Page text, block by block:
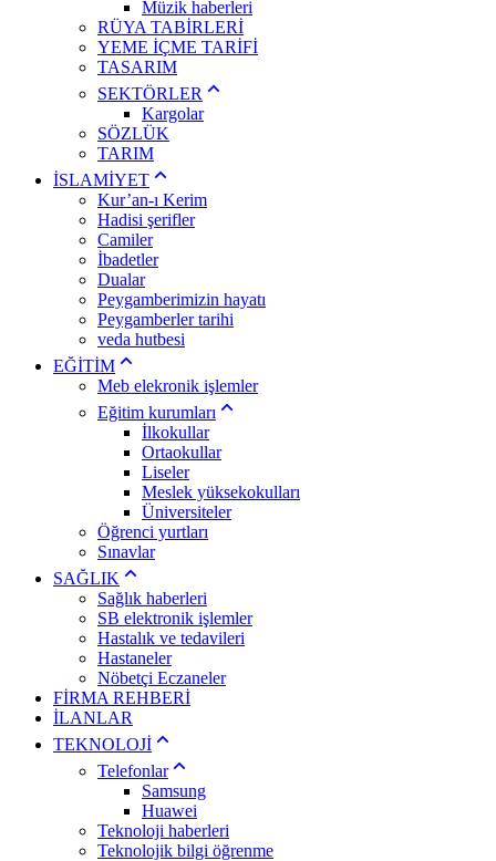
Müzik haberleri
RÜYA TABİRLERİ
YEME İÇME TARİFİ
TASARIM
SEKTÖRLER
Kargolar
SÖZLÜK
TARIM
İSLAMİYET
Kur’an-ı Kerim
Hadisi şerifler
Camiler
İbadetler
Dualar
Peygamberimizin hayatı
Peygamberler tarihi
veda hutbesi
EĞİTİM
Meb elekronik işlemler
Eğitim kurumları
İlkokullar
Ortaokullar
Liseler
Meslek yüksekokulları
Üniversiteler
Öğrenci yurtları
Sınavlar
SAĞLIK
Sağlık haberleri
SB elektronik işlemler
Hastalık ve tedavileri
Hastaneler
Nöbetçi Eczaneler
FİRMA REHBERİ
İLANLAR
TEKNOLOJİ
Telefonlar
Samsung
Huawei
Teknoloji haberleri
Teknolojik bilgi öğrenme